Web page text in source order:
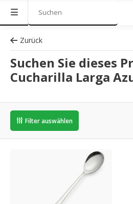
Zurück
Suchen Sie dieses
Cucharilla Larga
Filter auswählen